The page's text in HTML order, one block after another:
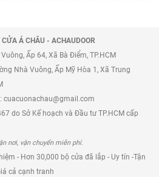
kính phù hợp nhất với
như bảo trì sản phẩm của
không gây lỗi, đảm bảo
khi lắp xong. Ngoài ra,
có thể giúp khách có
để tự bảo trì và vận
tốt nhất.
Á CHÂU - ACHAUDOOR
Ấp 64, Xã Bà Điểm, TP.HCM
Nhà Vuông, Ấp Mỹ Hòa 1, Xã Trung
cuacuonachau@gmail.com
do Sở Kế hoạch và Đầu tư TP.HCM cấp
nơi, vận chuyển miễn phí.
- Hơn 30,000 bộ cửa đã lắp - Uy tín -Tận
cả cạnh tranh